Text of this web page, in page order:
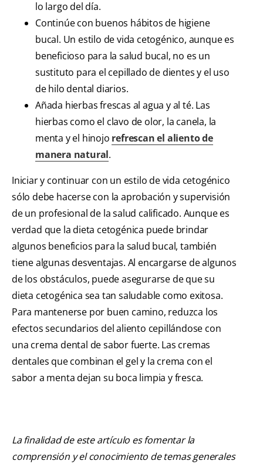
lo largo del día.
Continúe con buenos hábitos de higiene
bucal. Un estilo de vida cetogénico, aunque es
beneficioso para la salud bucal, no es un
sustituto para el cepillado de dientes y el uso
de hilo dental diarios.
Añada hierbas frescas al agua y al té. Las
hierbas como el clavo de olor, la canela, la
menta y el hinojo refrescan el aliento de
manera natural.
Iniciar y continuar con un estilo de vida cetogénico
sólo debe hacerse con la aprobación y supervisión
de un profesional de la salud calificado. Aunque es
verdad que la dieta cetogénica puede brindar
algunos beneficios para la salud bucal, también
tiene algunas desventajas. Al encargarse de algunos
de los obstáculos, puede asegurarse de que su
dieta cetogénica sea tan saludable como exitosa.
Para mantenerse por buen camino, reduzca los
efectos secundarios del aliento cepillándose con
una crema dental de sabor fuerte. Las cremas
dentales que combinan el gel y la crema con el
sabor a menta dejan su boca limpia y fresca.
La finalidad de este artículo es fomentar la
comprensión y el conocimiento de temas generales